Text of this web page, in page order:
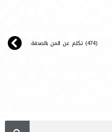
(474) تكلم عن المن بالصدقة.